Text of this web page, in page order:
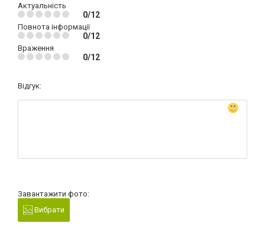
Актуальність
0/12
Повнота інформації
0/12
Враження
0/12
Відгук:
Завантажити фото:
Вибрати